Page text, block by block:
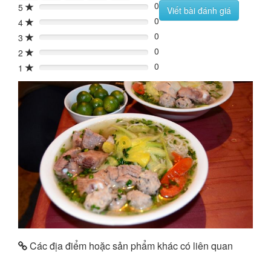
5 0%
0
4
0%
0
3
0%
0
2
0%
0
1
0% 0
Viết bài đánh giá
Các địa điểm hoặc sản phẩm khác có liên quan